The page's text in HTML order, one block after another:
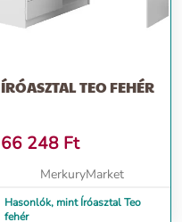
ÍRÓASZTAL TEO FEHÉR
66 248 Ft
MerkuryMarket
Hasonlók, mint Íróasztal Teo
fehér